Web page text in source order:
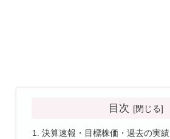
目次
決算速報・目標株価・過去の実績